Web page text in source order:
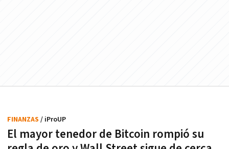
El mayor tenedor de Bitcoin rompió su
FINANZAS / iProUP